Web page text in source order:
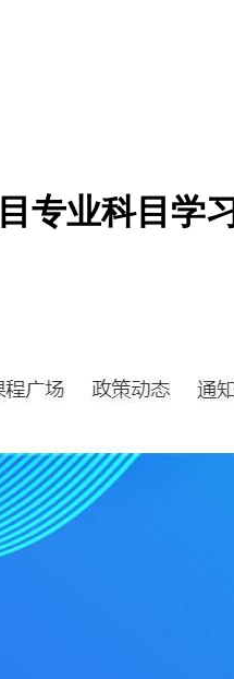
专业科目学习